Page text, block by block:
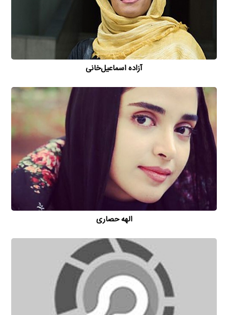
آزاده اسماعیل‌خانی
الهه حصاری